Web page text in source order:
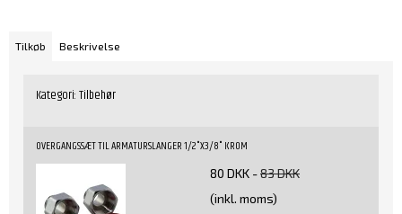
Tilkøb Beskrivelse
Kategori:Tilbehør
OVERGANGSSÆT TIL ARMATURSLANGER 1/2"X3/8" KROM
80 DKK -83 DKK
(inkl. moms)